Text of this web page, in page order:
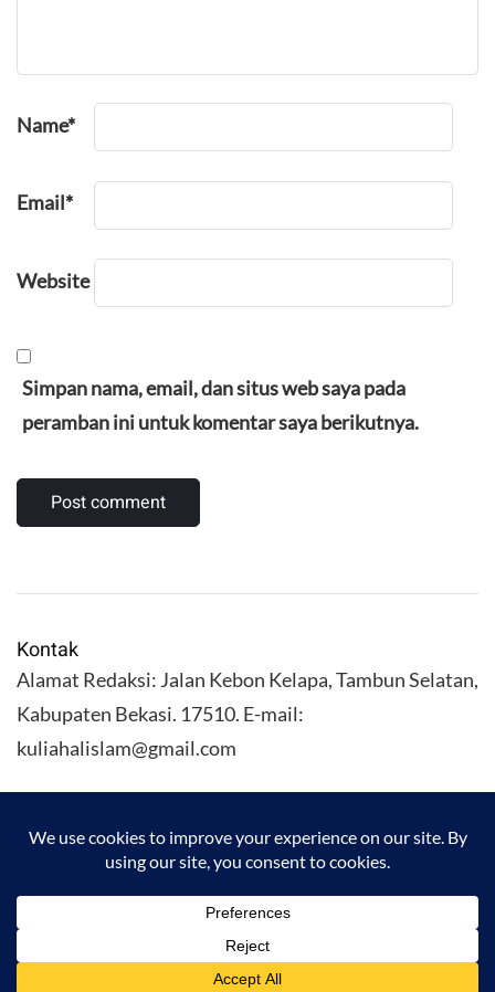
Name*
Email*
Website
Simpan nama, email, dan situs web saya pada
peramban ini untuk komentar saya berikutnya.
Kontak
Alamat Redaksi: Jalan Kebon Kelapa, Tambun Selatan,
Kabupaten Bekasi. 17510. E-mail:
kuliahalislam@gmail.com
KULIAHALISLAM.COM Copyright (C) 2026